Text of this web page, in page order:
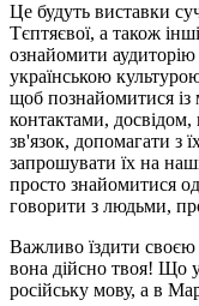
Це будуть виставки
Тєптяєвої, а також
ознайомити
українською
щоб познайомитися
контактами,
зв'язок, допомагати з
запрошувати їх на
просто знайомитися
говорити з людьми,
Важливо їздити своєю
вона дійсно твоя! Що
російську мову, а в